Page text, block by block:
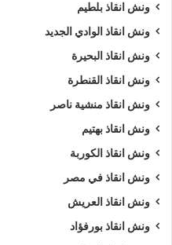
ونش انقاذ بلطيم
ونش انقاذ الوادي الجديد
ونش انقاذ البحيرة
ونش انقاذ القنطرة
ونش انقاذ منشية ناصر
ونش انقاذ بهتيم
ونش انقاذ الكوربة
ونش انقاذ في مصر
ونش انقاذ العريش
ونش انقاذ بورفؤاد